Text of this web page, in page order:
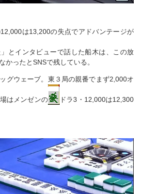
は13,200の失点でアドバンテージが
」とインタビューで話した船木は、この放
かったとSNSで残している。
グウェーブ。東３局の親番でまず2,000オ
はメンゼンの
ドラ3・12,000は12,300